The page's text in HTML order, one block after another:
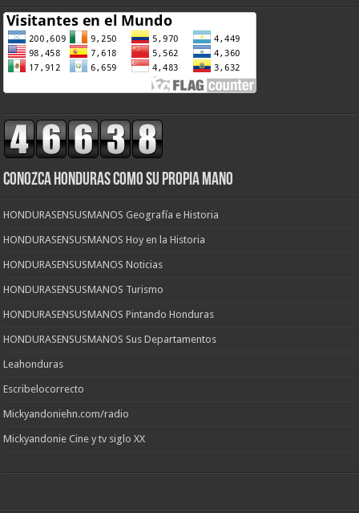
CONOZCA HONDURAS COMO SU PROPIA MANO
HONDURASENSUSMANOS Geografía e Historia
HONDURASENSUSMANOS Hoy en la Historia
HONDURASENSUSMANOS Noticias
HONDURASENSUSMANOS Turismo
HONDURASENSUSMANOS Pintando Honduras
HONDURASENSUSMANOS Sus Departamentos
Leahonduras
Escribelocorrecto
Mickyandoniehn.com/radio
Mickyandonie Cine y tv siglo XX